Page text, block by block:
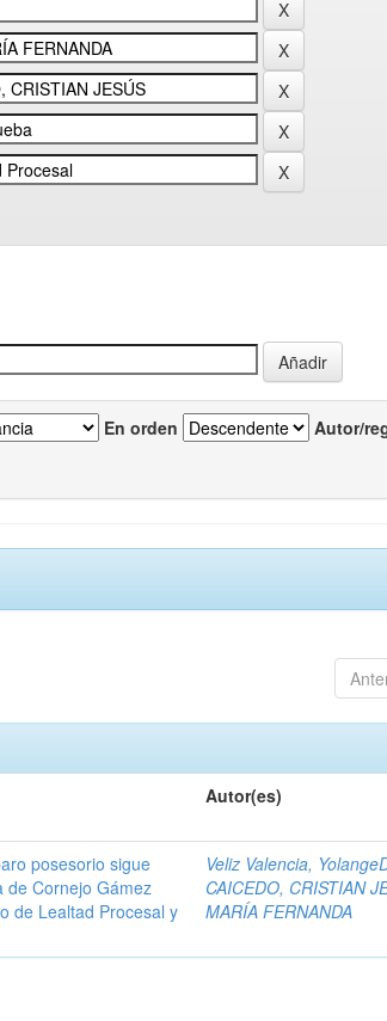
En orden Autor/
Autor(es)
posesorio sigue
de Cornejo Gámez
de Lealtad Procesal y
Veliz Valencia,
CAICEDO, CRISTIAN
MARÍA FERNANDA